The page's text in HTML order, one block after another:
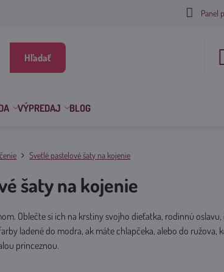
Panel
Hľadať
VÝPREDAJ BLOG
Svetlé pastelové šaty na kojenie
šaty na kojenie
Oblečte si ich na krstiny svojho dieťatka, rodinnú oslavu,
ladené do modra, ak máte chlapčeka, alebo do ružova,
princeznou.